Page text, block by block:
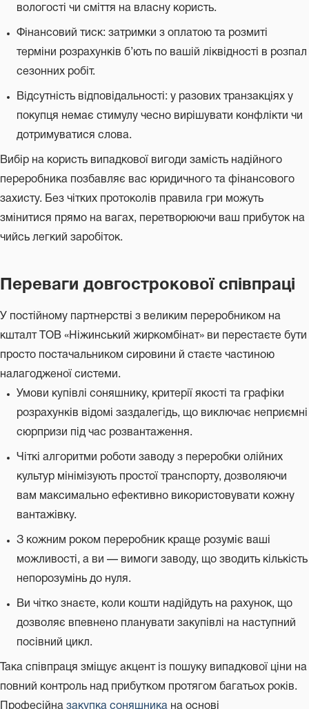
вологості чи сміття на власну користь.
Фінансовий тиск: затримки з оплатою та розмиті
терміни розрахунків б’ють по вашій ліквідності в розпал
сезонних робіт.
Відсутність відповідальності: у разових транзакціях у
покупця немає стимулу чесно вирішувати конфлікти чи
дотримуватися слова.
Вибір на користь випадкової вигоди замість надійного
переробника позбавляє вас юридичного та фінансового
захисту. Без чітких протоколів правила гри можуть
змінитися прямо на вагах, перетворюючи ваш прибуток на
чийсь легкий заробіток.
Переваги довгострокової співпраці
У постійному партнерстві з великим переробником на
кшталт ТОВ «Ніжинський жиркомбінат» ви перестаєте бути
просто постачальником сировини й стаєте частиною
налагодженої системи.
Умови купівлі соняшнику, критерії якості та графіки
розрахунків відомі заздалегідь, що виключає неприємні
сюрпризи під час розвантаження.
Чіткі алгоритми роботи заводу з переробки олійних
культур мінімізують простої транспорту, дозволяючи
вам максимально ефективно використовувати кожну
вантажівку.
З кожним роком переробник краще розуміє ваші
можливості, а ви — вимоги заводу, що зводить кількість
непорозумінь до нуля.
Ви чітко знаєте, коли кошти надійдуть на рахунок, що
дозволяє впевнено планувати закупівлі на наступний
посівний цикл.
Така співпраця зміщує акцент із пошуку випадкової ціни на
повний контроль над прибутком протягом багатьох років.
Професійна закупка соняшника на основі